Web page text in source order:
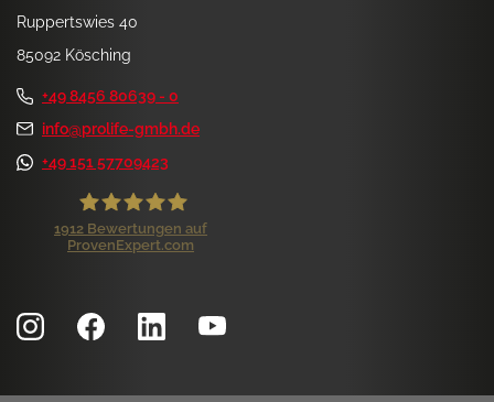
Ruppertswies 40
85092 Kösching
+49 8456 80639 - 0
info@prolife-gmbh.de
+49 151 57709423
1912 Bewertungen auf
ProvenExpert.com